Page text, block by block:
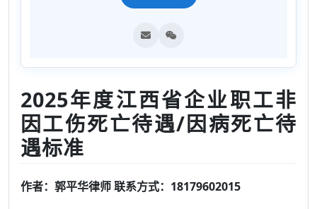
2025年度江西省企业职工非
因工伤死亡待遇/因病死亡待
遇标准
作者：郭平华律师 联系方式：18179602015